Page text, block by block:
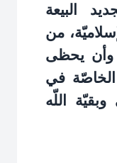
البيعة
من
وأن يحظى
الخاصّة في
اللّه